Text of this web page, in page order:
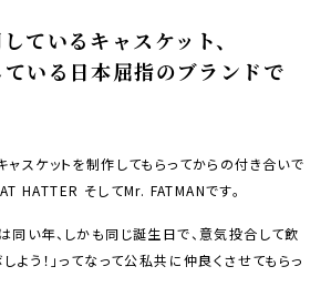
ているキャスケット、
いる日本屈指のブランドで
スケットを制作してもらってからの付き合いで
HATTER そしてMr. FATMANです。
同い年、しかも同じ誕生日で、意気投合して飲
よう！」ってなって公私共に仲良くさせてもらっ